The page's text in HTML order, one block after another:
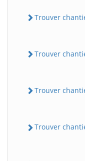
Trouver
Trouver
Trouver
Trouver